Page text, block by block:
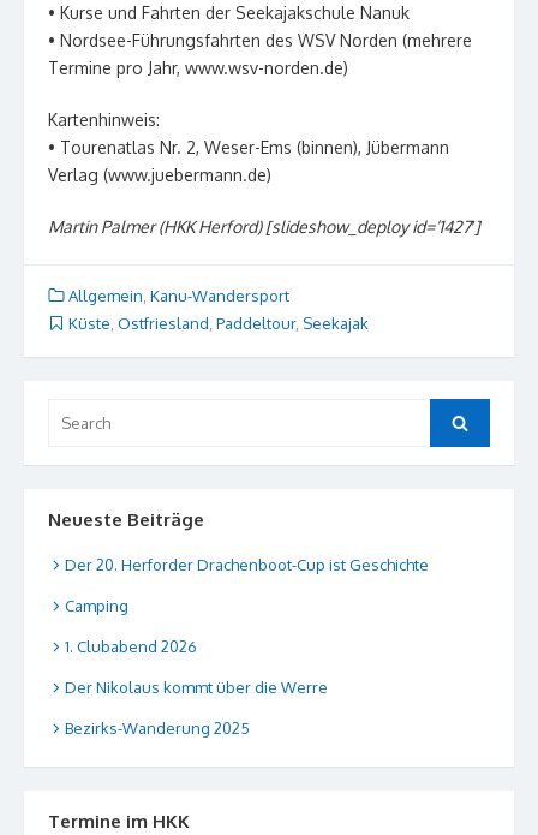
• Kurse und Fahrten der Seekajakschule Nanuk
• Nordsee-Führungsfahrten des WSV Norden (mehrere
Termine pro Jahr, www.wsv-norden.de)
Kartenhinweis:
• Tourenatlas Nr. 2, Weser-Ems (binnen), Jübermann
Verlag (www.juebermann.de)
Martin Palmer (HKK Herford) [slideshow_deploy id=’1427′]
Allgemein Kanu-Wandersport
Küste Ostfriesland Paddeltour, Seekajak
for:
Search
Neueste Beiträge
Der 20. Herforder Drachenboot-Cup ist Geschichte
Camping
1. Clubabend 2026
Der Nikolaus kommt über die Werre
Bezirks-Wanderung 2025
Termine im HKK